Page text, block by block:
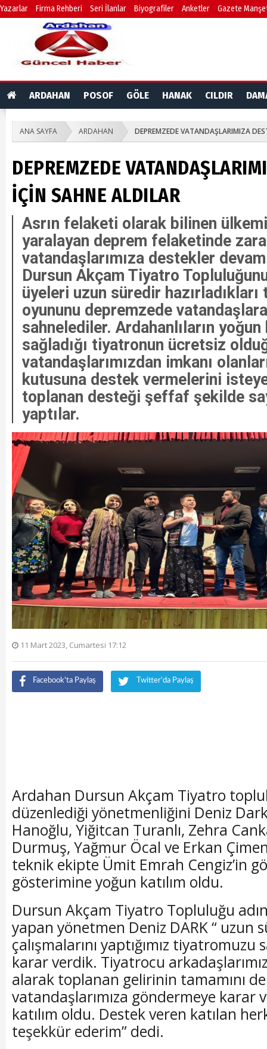
Yazarlar Firma Rehberi Seri İlanlar Biyografiler Anketler Gazete
ARDAHAN POSOF GÖLE HANAK CILDIR
ANA SAYFA ARDAHAN DEPREMZEDE VATANDAŞLARIMIZA
DEPREMZEDE
İÇİN SAHNE ALDILAR
​Asrın felaketi olarak bilinen
yaralayan deprem felaketinde
vatandaşlarımıza destekler
Dursun Akçam Tiyatro
üyeleri uzun süredir
oyununu depremzede
sahnelediler. Ardahanlıların yoğun
sağladığı tiyatronun ücretsiz
vatandaşlarımızdan imkanı
kutusuna destek vermelerini
toplanan desteği şeffaf şekilde
yaptılar.
11 Mart 2023, Cumartesi 17:12
Facebook'ta Paylaş Twitter'da Paylaş
​Ardahan Dursun Akçam Tiyatro
düzenlediği yönetmenliğini Deniz
Hanoğlu, Yiğitcan Turanlı, Zehra
Durmuş, Yağmur Öcal ve Erkan
teknik ekipte Ümit Emrah Cengiz’in
gösterimine yoğun katılım oldu.
​Dursun Akçam Tiyatro Topluluğu
yapan yönetmen Deniz DARK “ uzun
çalışmalarını yaptığımız tiyatromuzu
karar verdik. Tiyatrocu
alarak toplanan gelirinin tamamını
vatandaşlarımıza göndermeye karar
katılım oldu. Destek veren katılan
teşekkür ederim” dedi.